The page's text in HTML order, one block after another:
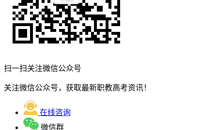
扫一扫关注微信公众号
关注微信公众号，获取最新职教高考资讯！
在线咨询
微信群